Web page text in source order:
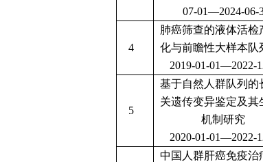
07-01—2024-06-
4
肺癌筛查的液体活检
化与前瞻性大样本队
2019-01-01—2022-
5
基于自然人群队列的
关遗传变异鉴定及其
机制研究
2020-01-01—2022-
中国人群肝癌免疫治